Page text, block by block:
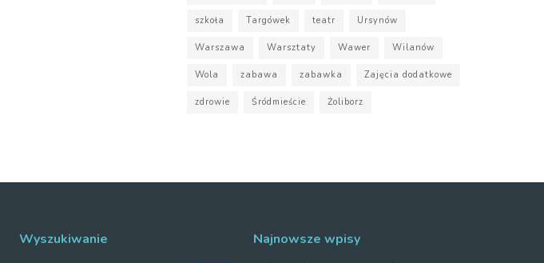
szkoła Targówek teatr Ursynów
Warszawa Warsztaty Wawer Wilanów
Wola zabawa zabawka Zajęcia dodatkowe
zdrowie Śródmieście Żoliborz
Wyszukiwanie Najnowsze wpisy